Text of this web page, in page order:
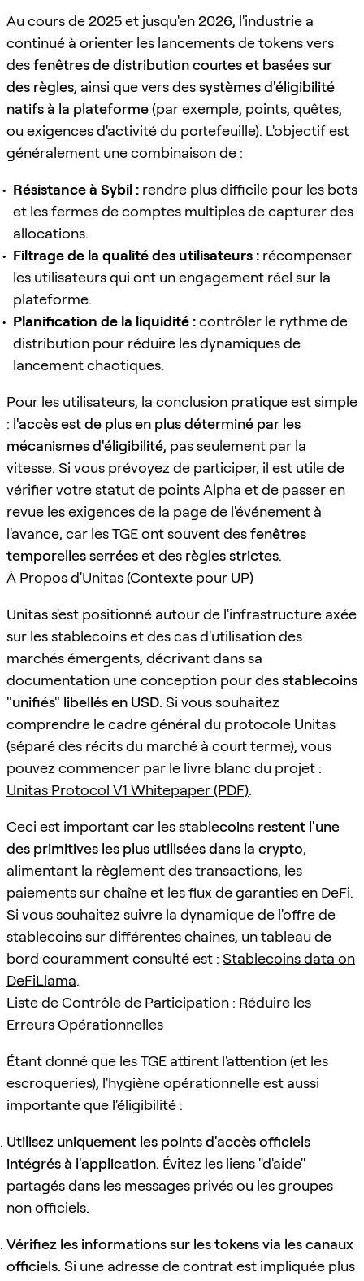
Au cours de 2025 et jusqu'en 2026, l'industrie a
continué à orienter les lancements de tokens vers
desfenêtres de distribution courtes et basées sur
des règles, ainsi que vers dessystèmes d'éligibilité
natifs à la plateforme(par exemple, points, quêtes,
ou exigences d'activité du portefeuille). L'objectif est
généralement une combinaison de :
Résistance à Sybil : rendre plus difficile pour les bots
et les fermes de comptes multiples de capturer des
allocations.
Filtrage de la qualité des utilisateurs : récompenser
les utilisateurs qui ont un engagement réel sur la
plateforme.
Planification de la liquidité :contrôler le rythme de
distribution pour réduire les dynamiques de
lancement chaotiques.
Pour les utilisateurs, la conclusion pratique est simple
: l'accès est de plus en plus déterminé par les
mécanismes d'éligibilité, pas seulement par la
vitesse. Si vous prévoyez de participer, il est utile de
vérifier votre statut de points Alpha et de passer en
revue les exigences de la page de l'événement à
l'avance, car les TGE ont souvent desfenêtres
temporelles serréeset des règles strictes.
À Propos d'Unitas (Contexte pour UP)
Unitas s'est positionné autour de l'infrastructure axée
sur les stablecoins et des cas d'utilisation des
marchés émergents, décrivant dans sa
documentation une conception pour desstablecoins
"unifiés" libellés en USD. Si vous souhaitez
comprendre le cadre général du protocole Unitas
(séparé des récits du marché à court terme), vous
pouvez commencer par le livre blanc du projet :
Unitas Protocol V1 Whitepaper (PDF).
Ceci est important car lesstablecoins restent l'une
des primitives les plus utilisées dans la crypto,
alimentant la règlement des transactions, les
paiements sur chaîne et les flux de garanties en DeFi.
Si vous souhaitez suivre la dynamique de l'offre de
stablecoins sur différentes chaînes, un tableau de
bord couramment consulté est : Stablecoins data on
DeFiLlama.
Liste de Contrôle de Participation : Réduire les
Erreurs Opérationnelles
Étant donné que les TGE attirent l'attention (et les
escroqueries), l'hygiène opérationnelle est aussi
importante que l'éligibilité :
Utilisez uniquement les points d'accès officiels
intégrés à l'application. Évitez les liens "d'aide"
partagés dans les messages privés ou les groupes
non officiels.
Vérifiez les informations sur les tokens via les canaux
officiels. Si une adresse de contrat est impliquée plus